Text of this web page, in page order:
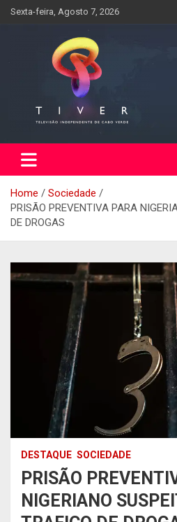
SkipSexta-feira, Agosto 7, 2026
Home
Sociedade
PRISÃO PREVENTIVA PARA
DE DROGAS
DESTAQUE SOCIEDADE
PRISÃO
NIGERIANO